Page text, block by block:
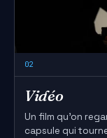
02
Vidéo
Un film qu'on
capsule qui